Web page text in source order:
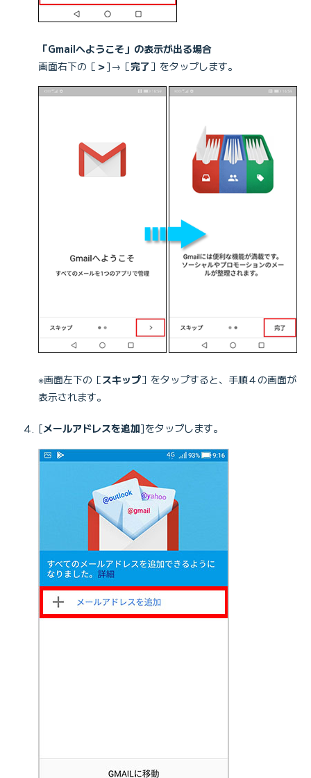
「Gmailへようこそ」の表示が出る場合
画面右下の［ ＞]→［完了］をタップします。
※画面左下の［スキップ］をタップすると、手順４の画面が
表示されます。
[メールアドレスを追加]をタップします。